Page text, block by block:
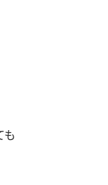
も